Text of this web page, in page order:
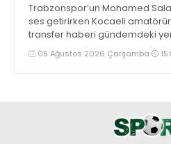
Trabzonspor’un Mohamed
ses getirirken Kocaeli
transfer haberi gündemdeki
05 Ağustos 2026 Çarşamba